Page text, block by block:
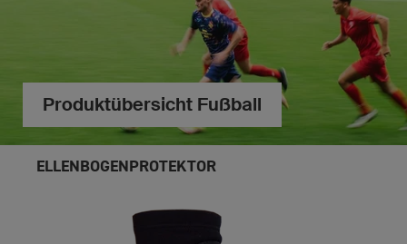
Produktübersicht Fußball
ELLENBOGENPROTEKTOR